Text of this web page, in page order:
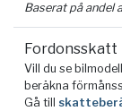
Baserat på andel
Fordonsskatt
Vill du se
beräkna
Gå till